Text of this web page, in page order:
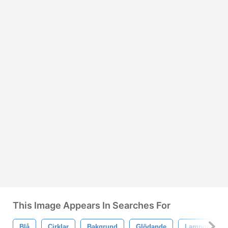
This Image Appears In Searches For